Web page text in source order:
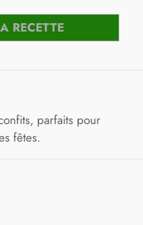
RECETTE
parfaits pour
fêtes.